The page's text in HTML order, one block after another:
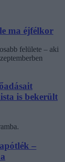
ma éjfélkor
felülete – aki
is bekerült
–